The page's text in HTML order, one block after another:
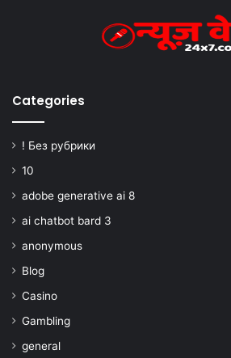
Categories
! Без рубрики
10
adobe generative ai 8
ai chatbot bard 3
anonymous
Blog
Casino
Gambling
general